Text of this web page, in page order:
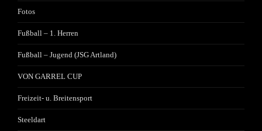
Fotos
Fußball – 1. Herren
Fußball – Jugend (JSG Artland)
VON GARREL CUP
Freizeit- u. Breitensport
Steeldart